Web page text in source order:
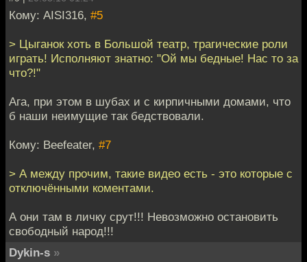
Кому: AISI316, #5
> Цыганок хоть в Большой театр, трагические роли
играть! Исполняют знатно: "Ой мы бедные! Нас то за
что?!"
Ага, при этом в шубах и с кирпичными домами, что
б наши неимущие так бедствовали.
Кому: Beefeater, #7
> А между прочим, такие видео есть - это которые с
отключёнными коментами.
А они там в личку срут!!! Невозможно остановить
свободный народ!!!
Dykin-s »